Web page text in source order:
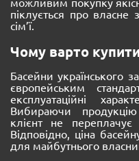
піклується про власне
сім’ї.
Чому варто
Басейни українського
європейським
експлуатаційні
Вибираючи продукцію
клієнт не
Відповідно, ціна
для майбутнього